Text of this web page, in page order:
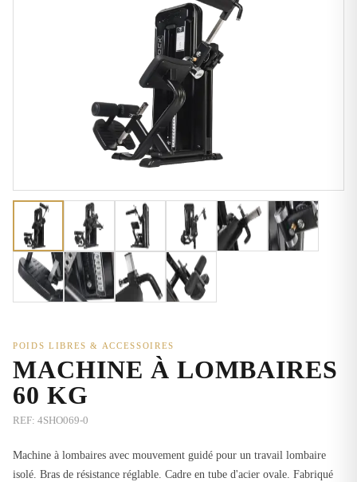
POIDS LIBRES & ACCESSOIRES
MACHINE À LOMBAIRES
60 KG
REF: 4SHO069-0
Machine à lombaires avec mouvement guidé pour un travail lombaire
isolé. Bras de résistance réglable. Cadre en tube d'acier ovale. Fabriqué